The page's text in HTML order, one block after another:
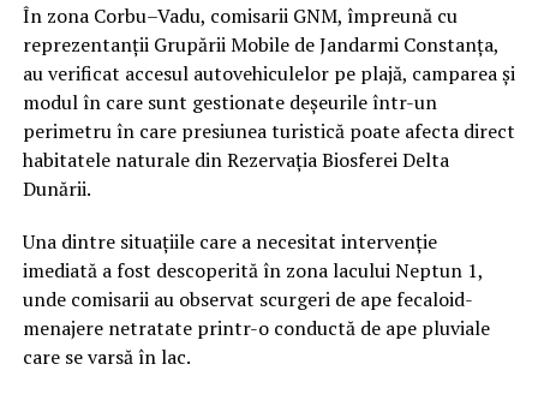
În zona Corbu–Vadu, comisarii GNM, împreună cu
reprezentanții Grupării Mobile de Jandarmi Constanța,
au verificat accesul autovehiculelor pe plajă, camparea și
modul în care sunt gestionate deșeurile într-un
perimetru în care presiunea turistică poate afecta direct
habitatele naturale din Rezervația Biosferei Delta
Dunării.
Una dintre situațiile care a necesitat intervenție
imediată a fost descoperită în zona lacului Neptun 1,
unde comisarii au observat scurgeri de ape fecaloid-
menajere netratate printr-o conductă de ape pluviale
care se varsă în lac.